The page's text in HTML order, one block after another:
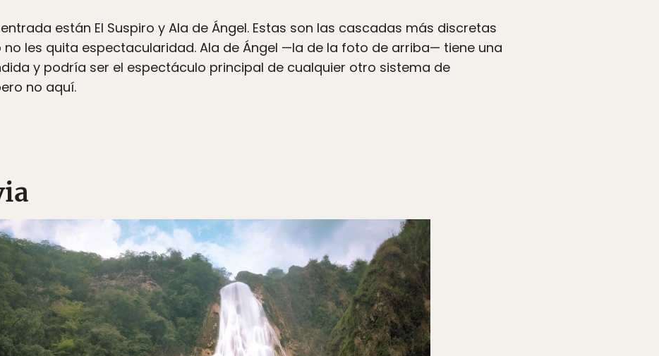
están El Suspiro y Ala de Ángel. Estas son las cascadas más discretas
les quita espectacularidad. Ala de Ángel —la de la foto de arriba— tiene una
y podría ser el espectáculo principal de cualquier otro sistema de
no aquí.